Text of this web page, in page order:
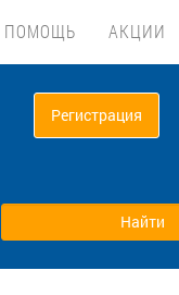
ПОМОЩЬ АКЦИИ
Регистрация